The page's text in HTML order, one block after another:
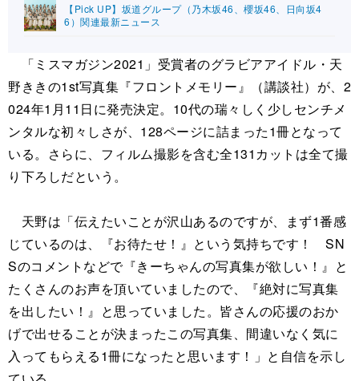
【Pick UP】坂道グループ（乃木坂46、櫻坂46、日向坂4
6）関連最新ニュース
「ミスマガジン2021」受賞者のグラビアアイドル・天
野ききの1st写真集『フロントメモリー』（講談社）が、2
024年1月11日に発売決定。10代の瑞々しく少しセンチメ
ンタルな初々しさが、128ページに詰まった1冊となって
いる。さらに、フィルム撮影を含む全131カットは全て撮
り下ろしだという。
天野は「伝えたいことが沢山あるのですが、まず1番感
じているのは、『お待たせ！』という気持ちです！ SN
Sのコメントなどで『きーちゃんの写真集が欲しい！』と
たくさんのお声を頂いていましたので、『絶対に写真集
を出したい！』と思っていました。皆さんの応援のおか
げで出せることが決まったこの写真集、間違いなく気に
入ってもらえる1冊になったと思います！」と自信を示し